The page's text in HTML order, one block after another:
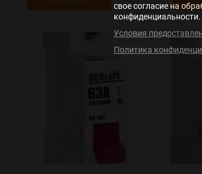
свое согласие на
Условия
Политика